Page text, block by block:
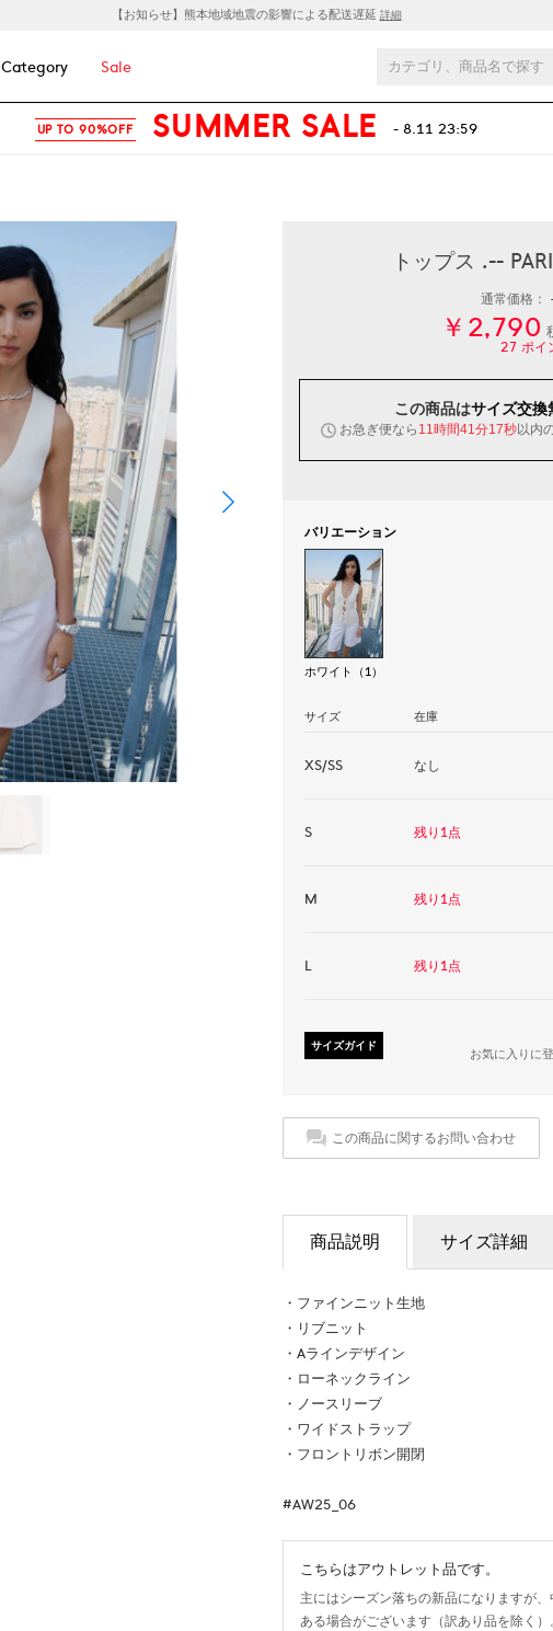
【お知らせ】熊本地域地震の影響による配送遅延 詳細
Category Sale
UP TO 90%OFF SUMMER SALE - 8.11 23:59
トップス .--
通常価格：
￥2,790
27ポイ
この商品はサイズ交換
お急ぎ便なら 11時間41分17秒以内
バリエーション
ホワイト（1）
サイズ 在庫
XS/SS なし
S 残り1点
M 残り1点
L 残り1点
サイズガイド
お気に入りに
この商品に関するお問い合わせ
商品説明 サイズ詳細
・ファインニット生地
・リブニット
・Aラインデザイン
・ローネックライン
・ノースリーブ
・ワイドストラップ
・フロントリボン開閉
#AW25_06
こちらはアウトレット品です。
主にはシーズン落ちの新品になりますが
ある場合がございます（訳あり品を除く）。